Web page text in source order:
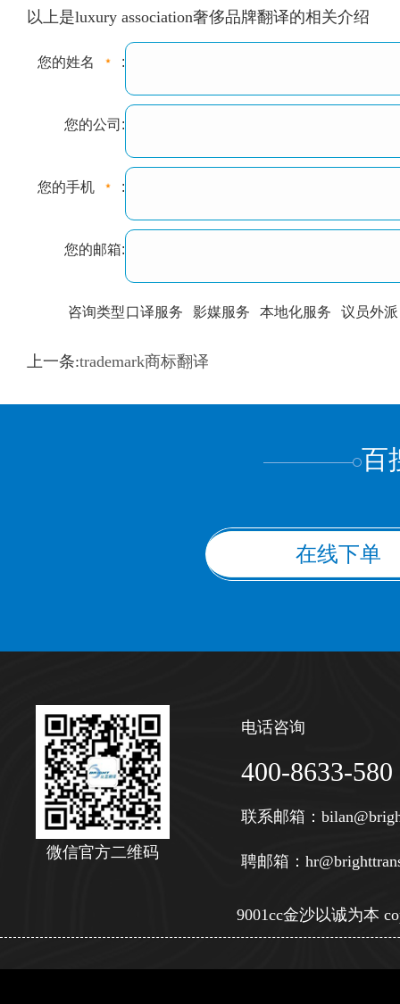
以上是luxury association奢侈品牌翻译的相关介绍
您的姓名 :
您的公司:
您的手机 :
您的邮箱:
咨询类型口译服务 影媒服务 本地化服务 议员外派
训翻译 标准级
上一条:trademark商标翻译
百
在线下单
微信官方二维码
电话咨询
400-8633-580
联系邮箱：
聘邮箱：
9001cc金沙以诚为本